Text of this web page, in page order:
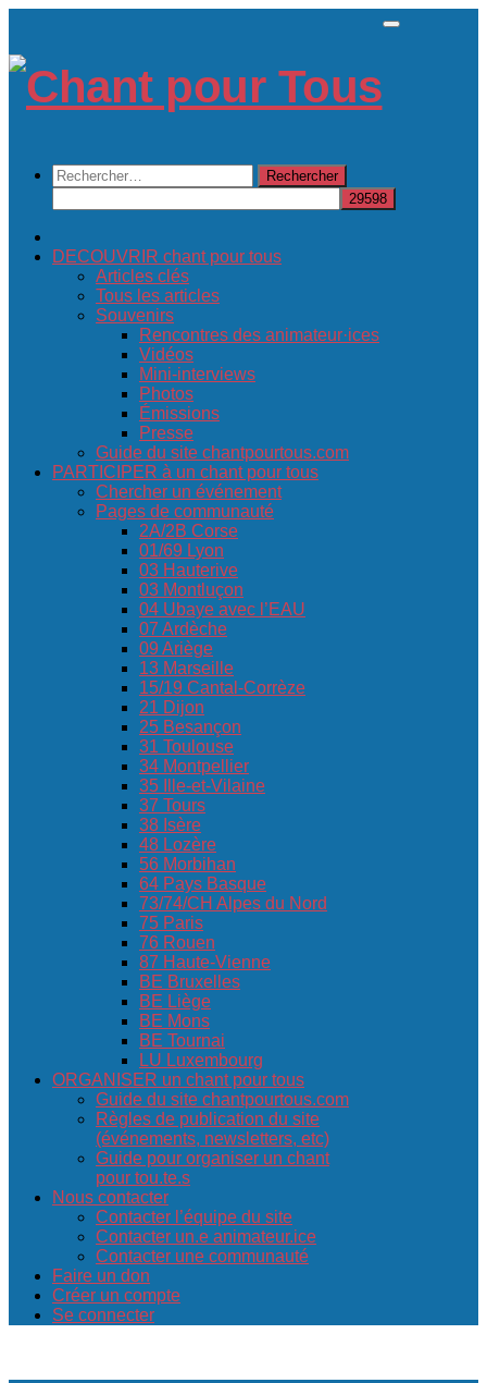
content
Rechercher :
DECOUVRIR chant pour tous
Articles clés
Tous les articles
Souvenirs
Rencontres des animateur·ices
Vidéos
Mini-interviews
Photos
Émissions
Presse
Guide du site chantpourtous.com
PARTICIPER à un chant pour tous
Chercher un événement
Pages de communauté
2A/2B Corse
01/69 Lyon
03 Hauterive
03 Montluçon
04 Ubaye avec l’EAU
07 Ardèche
09 Ariège
13 Marseille
15/19 Cantal-Corrèze
21 Dijon
25 Besançon
31 Toulouse
34 Montpellier
35 Ille-et-Vilaine
37 Tours
38 Isère
48 Lozère
56 Morbihan
64 Pays Basque
73/74/CH Alpes du Nord
75 Paris
76 Rouen
87 Haute-Vienne
BE Bruxelles
BE Liège
BE Mons
BE Tournai
LU Luxembourg
ORGANISER un chant pour tous
Guide du site chantpourtous.com
Règles de publication du site
(événements, newsletters, etc)
Guide pour organiser un chant
pour tou.te.s
Nous contacter
Contacter l’équipe du site
Contacter un.e animateur.ice
Contacter une communauté
Faire un don
Créer un compte
Se connecter